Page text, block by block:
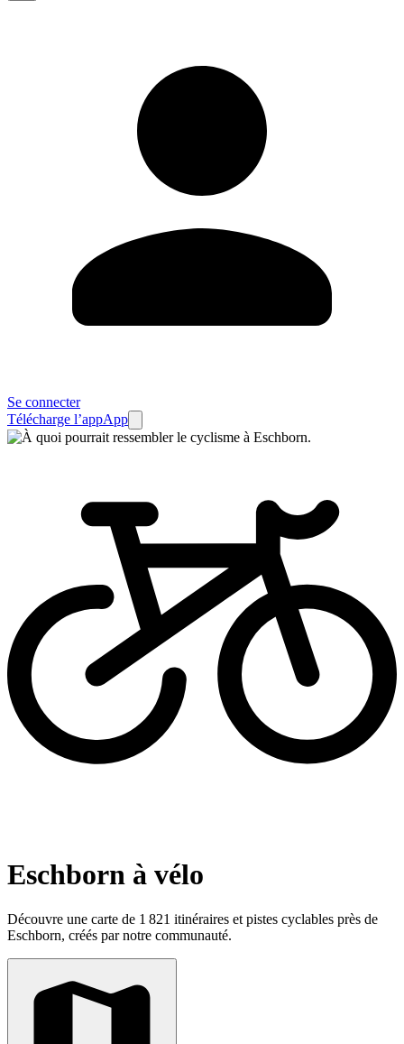
Se connecter
Télécharge l’appApp
Eschborn à vélo
Découvre une carte de 1 821 itinéraires et pistes cyclables près de
Eschborn, créés par notre communauté.